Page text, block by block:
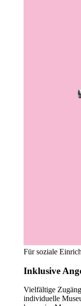
Für soziale
Inklusive
Vielfältige
individuelle